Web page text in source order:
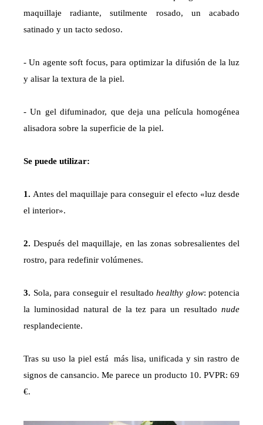
maquillaje radiante, sutilmente rosado, un acabado
satinado y un tacto sedoso.
- Un agente soft focus, para optimizar la difusión de la luz
y alisar la textura de la piel.
- Un gel difuminador, que deja una película homogénea
alisadora sobre la superficie de la piel.
Se puede utilizar:
1. Antes del maquillaje para conseguir el efecto «luz desde
el interior».
2. Después del maquillaje, en las zonas sobresalientes del
rostro, para redefinir volúmenes.
3. Sola, para conseguir el resultado healthy glow: potencia
la luminosidad natural de la tez para un resultado nude
resplandeciente.
Tras su uso la piel está más lisa, unificada y sin rastro de
signos de cansancio. Me parece un producto 10. PVPR: 69
€.